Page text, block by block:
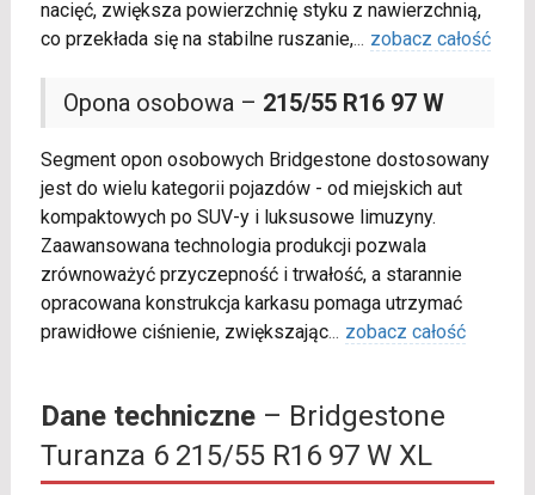
nacięć, zwiększa powierzchnię styku z nawierzchnią,
co przekłada się na stabilne ruszanie,... zobacz całość
Opona osobowa – 215/55 R16 97 W
Segment opon osobowych Bridgestone dostosowany
jest do wielu kategorii pojazdów - od miejskich aut
kompaktowych po SUV-y i luksusowe limuzyny.
Zaawansowana technologia produkcji pozwala
zrównoważyć przyczepność i trwałość, a starannie
opracowana konstrukcja karkasu pomaga utrzymać
prawidłowe ciśnienie, zwiększając... zobacz całość
Dane techniczne– Bridgestone
Turanza 6 215/55 R16 97 W XL